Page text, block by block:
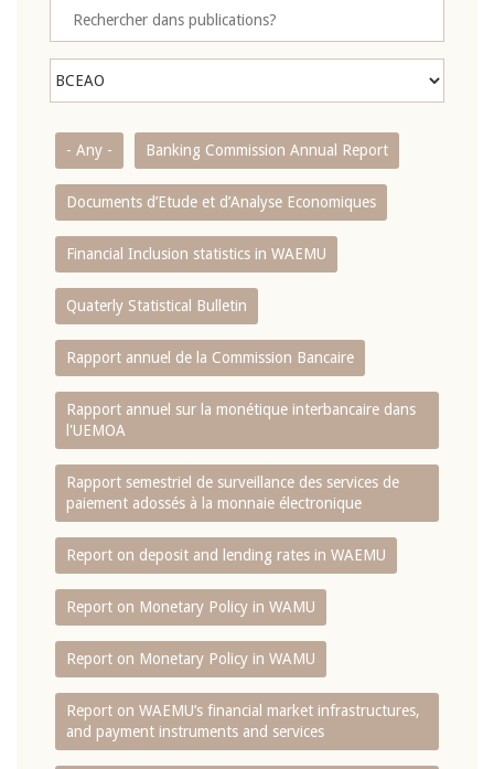
- Any - Banking Commission Annual Report
Documents d’Etude et d’Analyse Economiques
Financial Inclusion statistics in WAEMU
Quaterly Statistical Bulletin
Rapport annuel de la Commission Bancaire
Rapport annuel sur la monétique interbancaire dans
l'UEMOA
Rapport semestriel de surveillance des services de
paiement adossés à la monnaie électronique
Report on deposit and lending rates in WAEMU
Report on Monetary Policy in WAMU
Report on Monetary Policy in WAMU
Report on WAEMU’s financial market infrastructures,
and payment instruments and services